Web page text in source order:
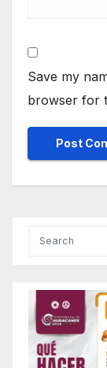
Save my
browser for